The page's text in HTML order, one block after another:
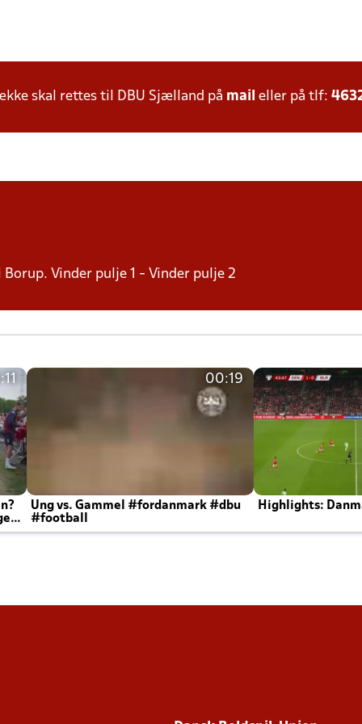
skal rettes til DBU Sjælland på mail eller på tlf:
Borup. Vinder pulje 1 - Vinder pulje 2
00:19
Ung vs. Gammel #fordanmark #dbu
#football
Highlights: